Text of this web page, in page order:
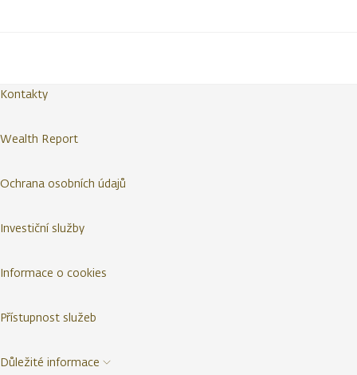
Kontakty
Wealth Report
Ochrana osobních údajů
Investiční služby
Informace o cookies
Přístupnost služeb
Důležité informace